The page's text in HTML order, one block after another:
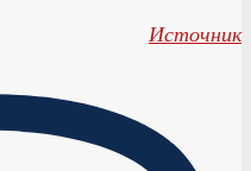
Источник